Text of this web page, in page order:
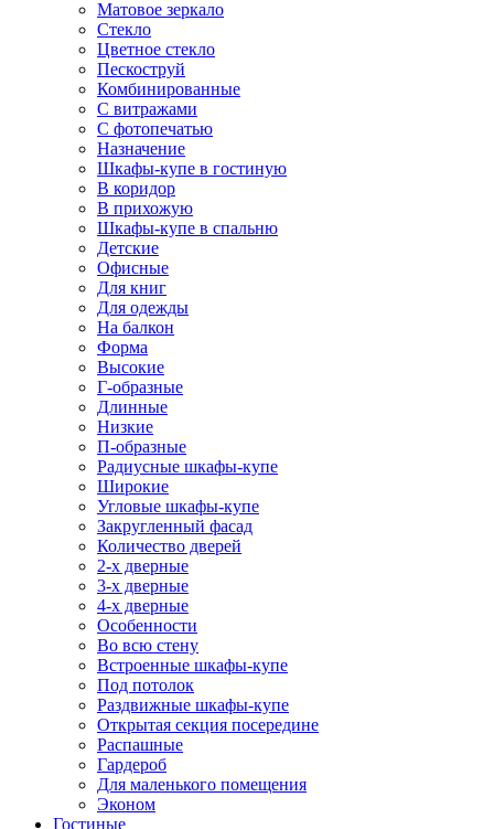
Матовое зеркало
Стекло
Цветное стекло
Пескоструй
Комбинированные
С витражами
С фотопечатью
Назначение
Шкафы-купе в гостиную
В коридор
В прихожую
Шкафы-купе в спальню
Детские
Офисные
Для книг
Для одежды
На балкон
Форма
Высокие
Г-образные
Длинные
Низкие
П-образные
Радиусные шкафы-купе
Широкие
Угловые шкафы-купе
Закругленный фасад
Количество дверей
2-х дверные
3-х дверные
4-х дверные
Особенности
Во всю стену
Встроенные шкафы-купе
Под потолок
Раздвижные шкафы-купе
Открытая секция посередине
Распашные
Гардероб
Для маленького помещения
Эконом
Гостиные